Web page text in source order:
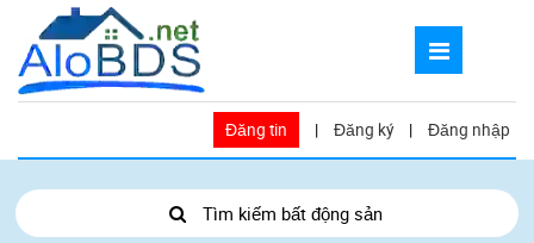
Đăng tin | Đăng ký | Đăng nhập
Tìm kiếm bất động sản